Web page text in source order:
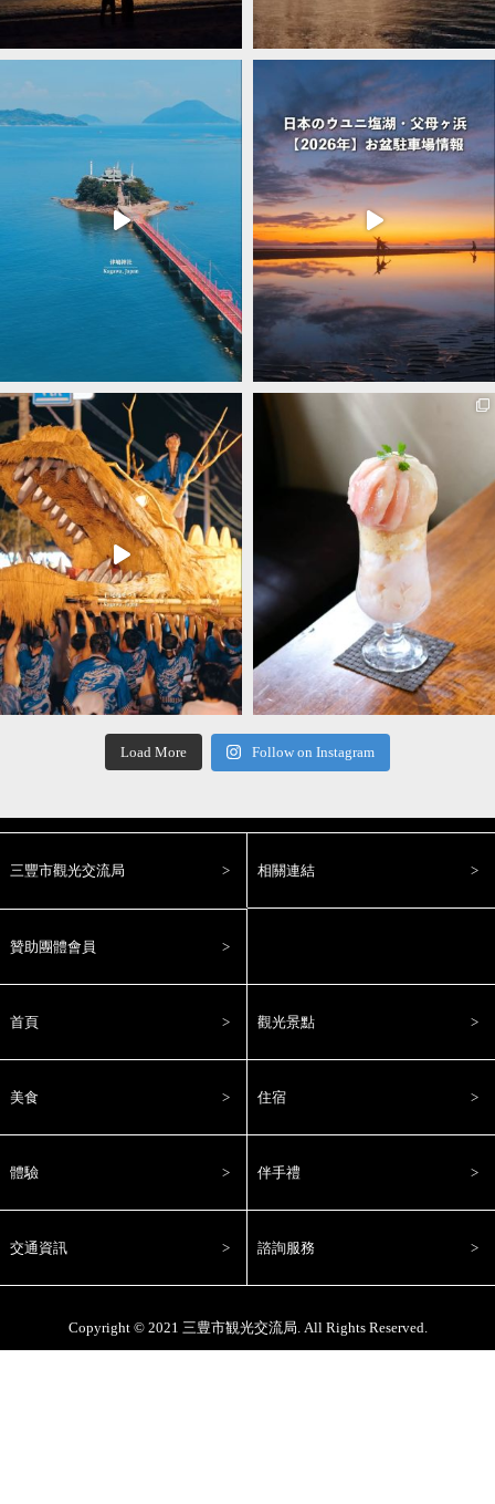
Load More Follow on Instagram
三豐市觀光交流局 相關連結
贊助團體會員
首頁 觀光景點
美食 住宿
體驗 伴手禮
交通資訊 諮詢服務
Copyright © 2021 三豊市観光交流局. All Rights Reserved.